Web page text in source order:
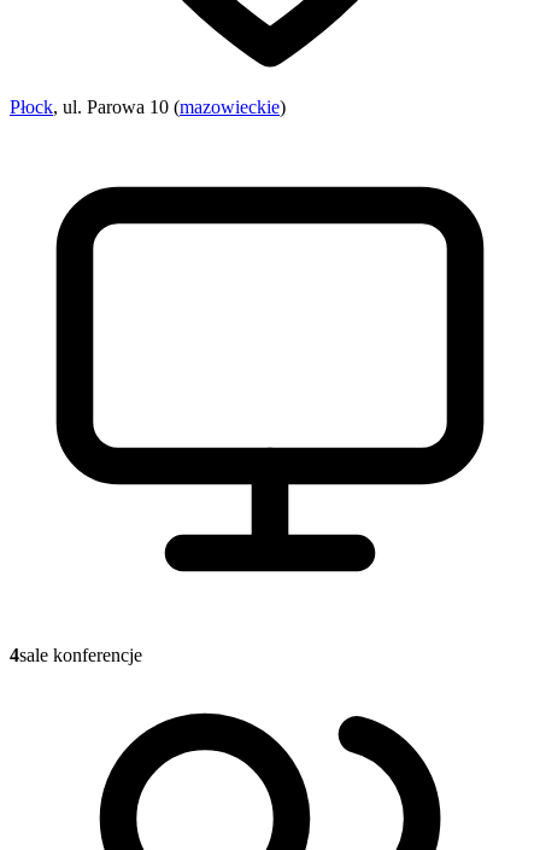
Płock, ul. Parowa 10 (mazowieckie)
4sale konferencje